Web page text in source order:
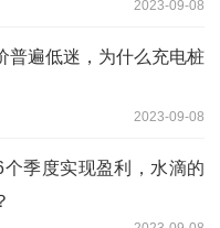
2023-09-08
普遍低迷，为什么充电桩
2023-09-08
季度实现盈利，水滴的